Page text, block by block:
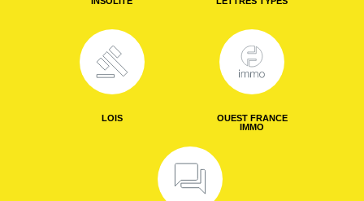
LOIS
OUEST FRANCE
IMMO